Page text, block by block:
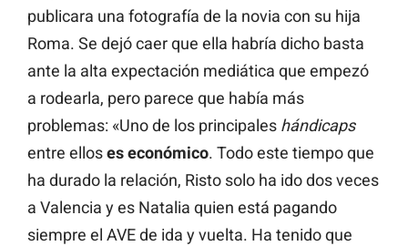
publicara una fotografía de la novia con su hija
Roma. Se dejó caer que ella habría dicho basta
ante la alta expectación mediática que empezó
a rodearla, pero parece que había más
problemas: «Uno de los principales hándicaps
entre elloses económico. Todo este tiempo que
ha durado la relación, Risto solo ha ido dos veces
a Valencia y es Natalia quien está pagando
siempre el AVE de ida y vuelta. Ha tenido que